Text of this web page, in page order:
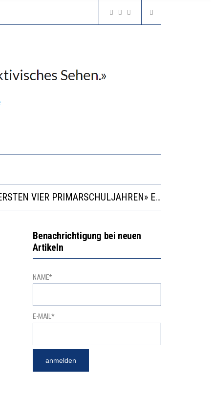
DAS INNOVATIONSPOTENZIAL
2’529 UNTERSCHRIFTEN FÜR «KEINE DIGITALEN GERÄTE IN DEN ERSTEN VIER PRIMARSCHULJAHREN» EINGEREICHT
BRINGEN
DAS INNOVATIONSPOTENZIAL
Benachrichtigung bei neuen
Artikeln
NAME*
E-MAIL*